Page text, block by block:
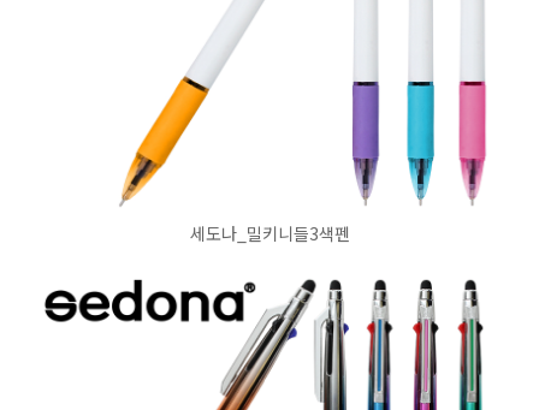
세도나_밀키니들3색펜